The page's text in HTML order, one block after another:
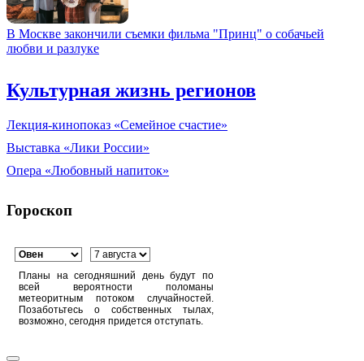
В Москве закончили съемки фильма "Принц" о собачьей
любви и разлуке
Культурная жизнь регионов
Лекция-кинопоказ «Семейное счастие»
Выставка «Лики России»
Опера «Любовный напиток»
Гороскоп
Планы на сегодняшний день будут по
всей вероятности поломаны
метеоритным потоком случайностей.
Позаботьтесь о собственных тылах,
возможно, сегодня придется отступать.